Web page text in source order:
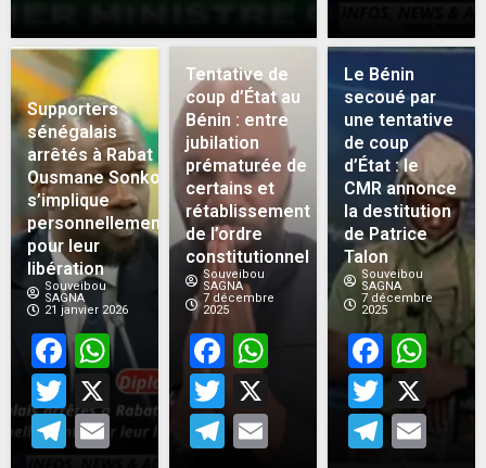
Supporters
sénégalais
arrêtés à Rabat :
Ousmane Sonko
s’implique
personnellement
pour leur
libération
Souveibou
SAGNA
21 janvier 2026
Facebook
WhatsApp
Twitter
X
Telegram
Email
Tentative de
coup d’État au
Bénin : entre
jubilation
prématurée de
certains et
rétablissement
de l’ordre
constitutionnel
Souveibou
SAGNA
7 décembre
2025
Facebook
WhatsApp
Twitter
Telegram
Email
Le Bénin
secoué par
une tentative
de coup
d’État : le
CMR annonce
la destitution
de Patrice
Talon
Souveibou
SAGNA
7 décembre
2025
X